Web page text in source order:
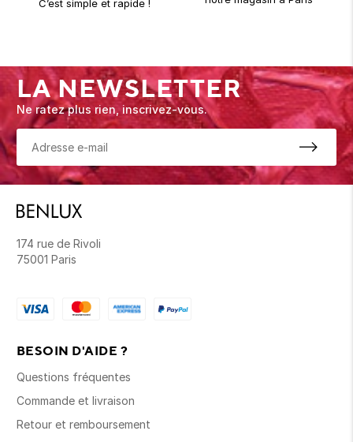
C’est simple et rapide !
LA NEWSLETTER
Ne ratez plus rien, inscrivez-vous.
174 rue de Rivoli
75001 Paris
BESOIN D'AIDE ?
Questions fréquentes
Commande et livraison
Retour et remboursement